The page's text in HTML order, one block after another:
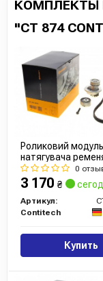
КОМПЛЕКТЫ
"CT 874
Роликовий модуль
натягувача
ремінь, помпа)
0
3 170 ₴
Артикул:
Contitech
Купить